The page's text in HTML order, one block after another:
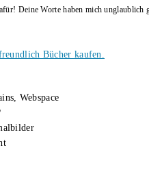
Deine Worte haben mich unglaublich
Webspace